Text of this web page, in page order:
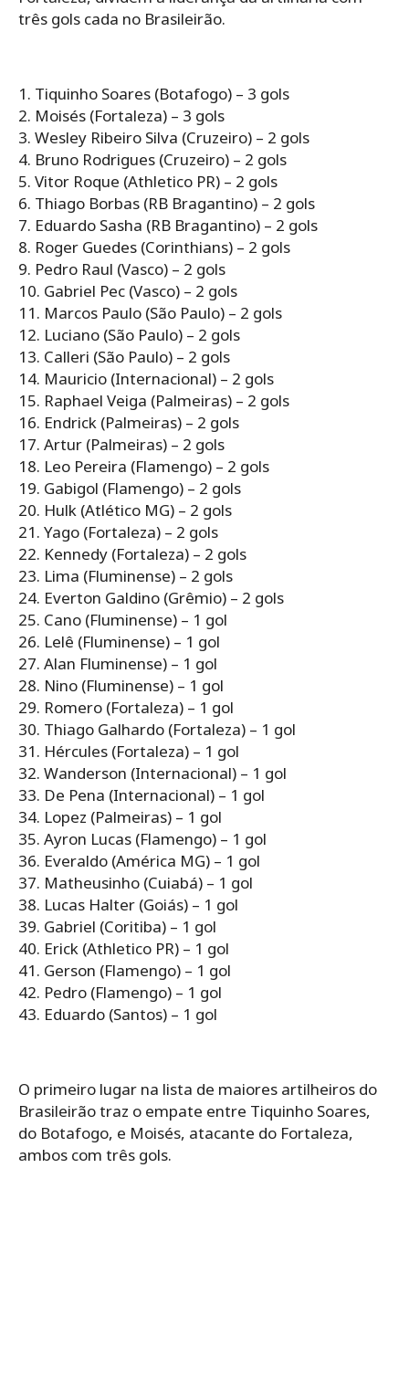
três gols cada no Brasileirão.
1. Tiquinho Soares (Botafogo) – 3 gols
2. Moisés (Fortaleza) – 3 gols
3. Wesley Ribeiro Silva (Cruzeiro) – 2 gols
4. Bruno Rodrigues (Cruzeiro) – 2 gols
5. Vitor Roque (Athletico PR) – 2 gols
6. Thiago Borbas (RB Bragantino) – 2 gols
7. Eduardo Sasha (RB Bragantino) – 2 gols
8. Roger Guedes (Corinthians) – 2 gols
9. Pedro Raul (Vasco) – 2 gols
10. Gabriel Pec (Vasco) – 2 gols
11. Marcos Paulo (São Paulo) – 2 gols
12. Luciano (São Paulo) – 2 gols
13. Calleri (São Paulo) – 2 gols
14. Mauricio (Internacional) – 2 gols
15. Raphael Veiga (Palmeiras) – 2 gols
16. Endrick (Palmeiras) – 2 gols
17. Artur (Palmeiras) – 2 gols
18. Leo Pereira (Flamengo) – 2 gols
19. Gabigol (Flamengo) – 2 gols
20. Hulk (Atlético MG) – 2 gols
21. Yago (Fortaleza) – 2 gols
22. Kennedy (Fortaleza) – 2 gols
23. Lima (Fluminense) – 2 gols
24. Everton Galdino (Grêmio) – 2 gols
25. Cano (Fluminense) – 1 gol
26. Lelê (Fluminense) – 1 gol
27. Alan Fluminense) – 1 gol
28. Nino (Fluminense) – 1 gol
29. Romero (Fortaleza) – 1 gol
30. Thiago Galhardo (Fortaleza) – 1 gol
31. Hércules (Fortaleza) – 1 gol
32. Wanderson (Internacional) – 1 gol
33. De Pena (Internacional) – 1 gol
34. Lopez (Palmeiras) – 1 gol
35. Ayron Lucas (Flamengo) – 1 gol
36. Everaldo (América MG) – 1 gol
37. Matheusinho (Cuiabá) – 1 gol
38. Lucas Halter (Goiás) – 1 gol
39. Gabriel (Coritiba) – 1 gol
40. Erick (Athletico PR) – 1 gol
41. Gerson (Flamengo) – 1 gol
42. Pedro (Flamengo) – 1 gol
43. Eduardo (Santos) – 1 gol
O primeiro lugar na lista de maiores artilheiros do
Brasileirão traz o empate entre Tiquinho Soares,
do Botafogo, e Moisés, atacante do Fortaleza,
ambos com três gols.